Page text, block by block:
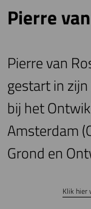
Pierre
Pierre van
gestart in
bij het
Amsterdam
Grond en
Klik hier